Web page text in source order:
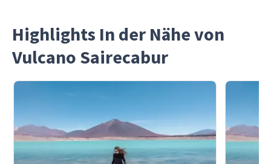
Highlights In der Nähe von
Vulcano Sairecabur